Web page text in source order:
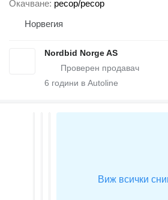
Окачване ресор/ресор
Норвегия
Nordbid Norge AS
6 години в Autoline